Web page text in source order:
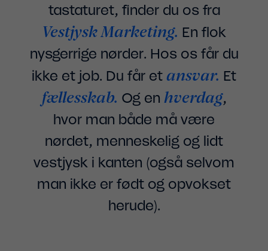
tastaturet, finder du os fra
Vestjysk Marketing. En flok
nysgerrige nørder. Hos os får du
ikke et job. Du får etansvar. Et
fællesskab. Og en hverdag,
hvor man både må være
nørdet, menneskelig og lidt
vestjysk i kanten (også selvom
man ikke er født og opvokset
herude).